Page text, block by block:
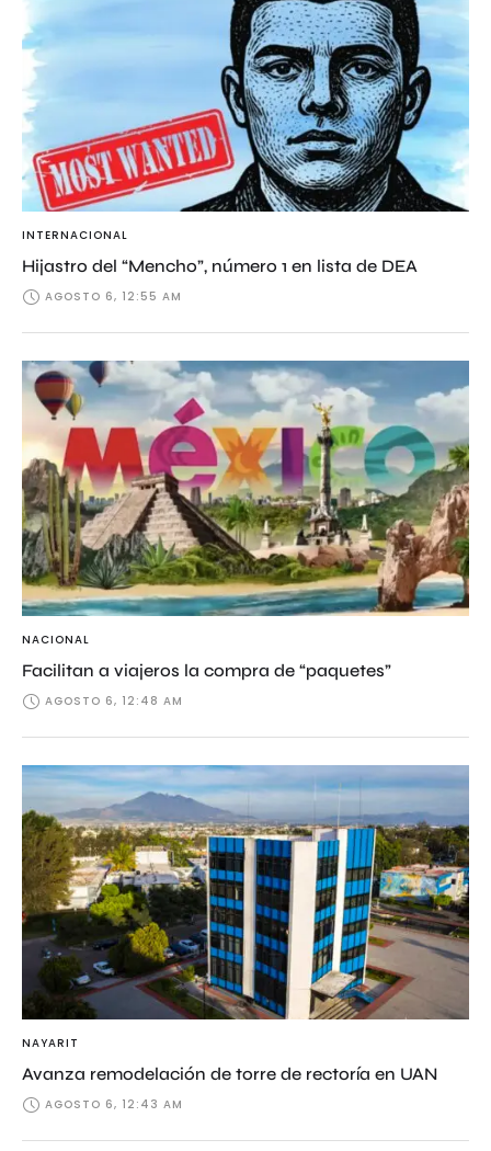
INTERNACIONAL
Hijastro del “Mencho”, número 1 en lista de DEA
AGOSTO 6, 12:55 AM
NACIONAL
Facilitan a viajeros la compra de “paquetes”
AGOSTO 6, 12:48 AM
NAYARIT
Avanza remodelación de torre de rectoría en UAN
AGOSTO 6, 12:43 AM